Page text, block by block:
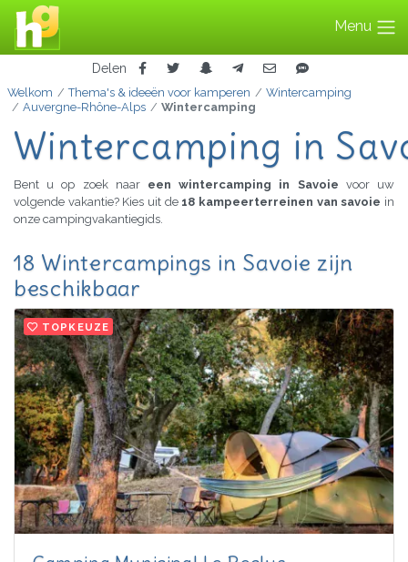
Menu
Delen
Welkom Thema's & ideeën voor kamperen
Wintercamping
Auvergne-Rhône-Alps
Wintercamping
Wintercamping in
Bent u op zoek naar een wintercamping in Savoie voor uw
volgende vakantie? Kies uit de 18 kampeerterreinen van savoie in
onze campingvakantiegids.
18 Wintercampings in Savoie zijn
beschikbaar
TOPKEUZE